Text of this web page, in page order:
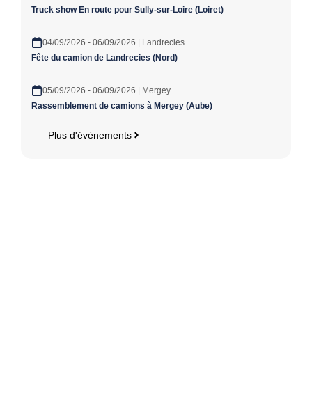
Truck show En route pour Sully-sur-Loire (Loiret)
04/09/2026 - 06/09/2026 | Landrecies
Fête du camion de Landrecies (Nord)
05/09/2026 - 06/09/2026 | Mergey
Rassemblement de camions à Mergey (Aube)
Plus d'évènements